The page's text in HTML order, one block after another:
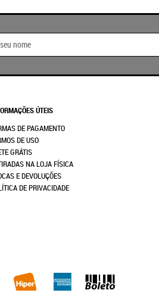
ÚTEIS
DE PAGAMENTO
DE USO
GRÁTIS
NA LOJA FÍSICA
E DEVOLUÇÕES
DE PRIVACIDADE